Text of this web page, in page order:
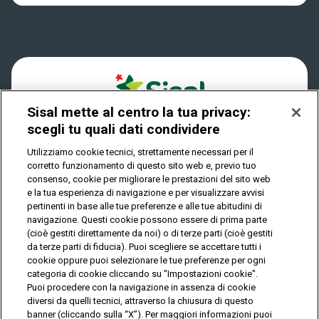
Play Your Date
Dove si gioca
Quanto si vince
Come riscuotere
Privacy
IL GIOCO È VIETATO AI MINORI E PUÒ CAUSARE
DIPENDENZA PATOLOGICA
© Copyright Sisal Italia S.p.A. - P.I. 02433760135
Privacy Cookies
Mappa
del
sito
Sisal mette al centro la tua privacy:
scegli tu quali dati condividere
Utilizziamo cookie tecnici, strettamente necessari per il
corretto funzionamento di questo sito web e, previo tuo
consenso, cookie per migliorare le prestazioni del sito web
e la tua esperienza di navigazione e per visualizzare avvisi
pertinenti in base alle tue preferenze e alle tue abitudini di
navigazione. Questi cookie possono essere di prima parte
(cioè gestiti direttamente da noi) o di terze parti (cioè gestiti
da terze parti di fiducia). Puoi scegliere se accettare tutti i
cookie oppure puoi selezionare le tue preferenze per ogni
categoria di cookie cliccando su "Impostazioni cookie".
Puoi procedere con la navigazione in assenza di cookie
diversi da quelli tecnici, attraverso la chiusura di questo
banner (cliccando sulla “X”). Per maggiori informazioni puoi